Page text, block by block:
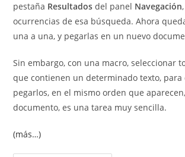
pestaña Resultadosdel panel Navegación
ocurrencias de esa búsqueda. Ahora
una a una, y pegarlas en un nuevo
Sin embargo, con una macro, seleccionar
que contienen un determinado texto, para
pegarlos, en el mismo orden que
documento, es una tarea muy sencilla.
(más…)